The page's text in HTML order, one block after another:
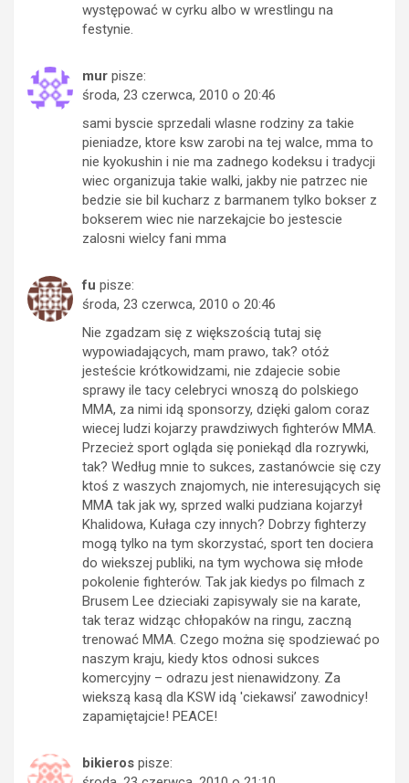
występować w cyrku albo w wrestlingu na
festynie.
mur pisze:
środa, 23 czerwca, 2010 o 20:46
sami byscie sprzedali wlasne rodziny za takie
pieniadze, ktore ksw zarobi na tej walce, mma to
nie kyokushin i nie ma zadnego kodeksu i tradycji
wiec organizuja takie walki, jakby nie patrzec nie
bedzie sie bil kucharz z barmanem tylko bokser z
bokserem wiec nie narzekajcie bo jestescie
zalosni wielcy fani mma
fu pisze:
środa, 23 czerwca, 2010 o 20:46
Nie zgadzam się z większością tutaj się
wypowiadających, mam prawo, tak? otóż
jesteście krótkowidzami, nie zdajecie sobie
sprawy ile tacy celebryci wnoszą do polskiego
MMA, za nimi idą sponsorzy, dzięki galom coraz
wiecej ludzi kojarzy prawdziwych fighterów MMA.
Przecież sport ogląda się poniekąd dla rozrywki,
tak? Według mnie to sukces, zastanówcie się czy
ktoś z waszych znajomych, nie interesujących się
MMA tak jak wy, sprzed walki pudziana kojarzył
Khalidowa, Kułaga czy innych? Dobrzy fighterzy
mogą tylko na tym skorzystać, sport ten dociera
do wiekszej publiki, na tym wychowa się młode
pokolenie fighterów. Tak jak kiedys po filmach z
Brusem Lee dzieciaki zapisywaly sie na karate,
tak teraz widząc chłopaków na ringu, zaczną
trenować MMA. Czego można się spodziewać po
naszym kraju, kiedy ktos odnosi sukces
komercyjny – odrazu jest nienawidzony. Za
wiekszą kasą dla KSW idą 'ciekawsi’ zawodnicy!
zapamiętajcie! PEACE!
bikieros pisze: